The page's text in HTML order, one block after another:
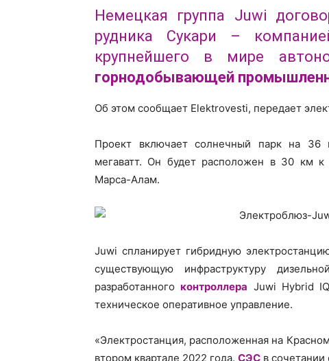
Немецкая группа Juwi
рудника Сукари –
крупнейшего в мире
горнодобывающей
Об этом сообщает Elektrovesti, передает
Проект включает солнечный парк на 36
мегаватт. Он будет расположен в 30 км к
Марса-Алам.
Juwi спланирует гибридную
существующую инфраструктуру
разработанногоконтроллера Juwi Hybrid
техническое оперативное управление.
«Электростанция, расположенная на
втором квартале 2022 года. СЭС в сочетании